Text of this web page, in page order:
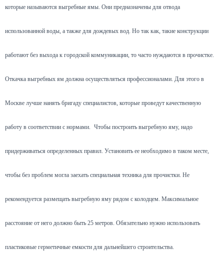
которые называются выгребные ямы. Они предназначены для отвода
использованной воды, а также для дождевых вод. Но так как, такие конструкции
работают без выхода к городской коммуникации, то часто нуждаются в прочистке.
Откачка выгребных ям должна осуществляться профессионалами. Для этого в
Москве лучше нанять бригаду специалистов, которые проведут качественную
работу в соответствии с нормами. Чтобы построить выгребную яму, надо
придерживаться определенных правил. Установить ее необходимо в таком месте,
чтобы без проблем могла заехать специальная техника для прочистки. Не
рекомендуется размещать выгребную яму рядом с колодцем. Максимальное
расстояние от него должно быть 25 метров. Обязательно нужно использовать
пластиковые герметичные емкости для дальнейшего строительства.